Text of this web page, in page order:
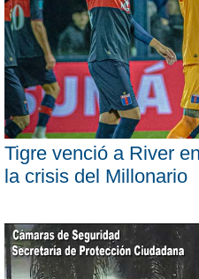
Tigre venció a River
la crisis del Millonario